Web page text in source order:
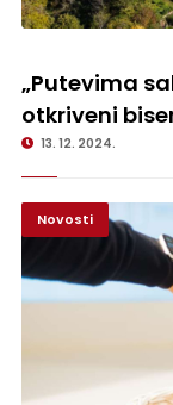
„Putevima
otkriveni
13. 12. 2024.
Novosti